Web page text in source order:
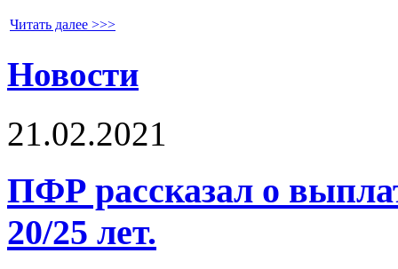
Читать далее >>>
Новости
21.02.2021
ПФР рассказал о
20/25 лет.